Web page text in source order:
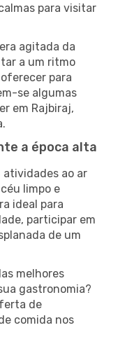
para visitar
agitada da
a um ritmo
para
se algumas
em Rajbiraj,
a época alta
atividades ao ar
limpo e
ideal para
participar em
de um
melhores
gastronomia?
de
comida nos